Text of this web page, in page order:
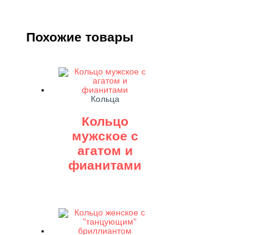
Похожие товары
Кольца
Кольцо
мужское с
агатом и
фианитами